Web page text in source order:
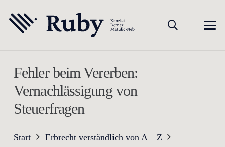
Fehler beim Vererben:
Vernachlässigung von
Steuerfragen
Start
Erbrecht verständlich von A – Z